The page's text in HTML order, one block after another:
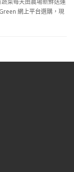
菜每天由農場新鮮送運
網上平台選購，現